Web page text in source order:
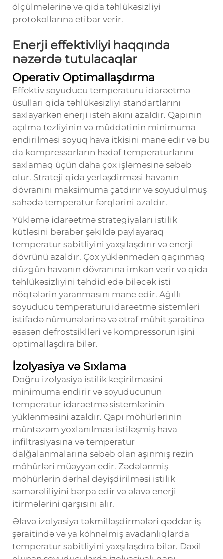
ölçülmələrinə və qida təhlükəsizliyi
protokollarına etibar verir.
Enerji effektivliyi haqqında
nəzərdə tutulacaqlar
Operativ Optimallaşdırma
Effektiv soyuducu temperaturu idarəetmə
üsulları qida təhlükəsizliyi standartlarını
saxlayarkən enerji istehlakını azaldır. Qapının
açılma tezliyinin və müddətinin minimuma
endirilməsi soyuq hava itkisini mane edir və bu
da kompressorların hədəf temperaturlarını
saxlamaq üçün daha çox işləməsinə səbəb
olur. Strateji qida yerləşdirməsi havanın
dövranını maksimuma çatdırır və soyudulmuş
sahədə temperatur fərqlərini azaldır.
Yükləmə idarəetmə strategiyaları istilik
kütləsini bərabər şəkildə paylayaraq
temperatur sabitliyini yaxşılaşdırır və enerji
dövrünü azaldır. Çox yüklənmədən qaçınmaq
düzgün havanın dövranına imkan verir və qida
təhlükəsizliyini təhdid edə biləcək isti
nöqtələrin yaranmasını mane edir. Ağıllı
soyuducu temperaturu idarəetmə sistemləri
istifadə nümunələrinə və ətraf mühit şəraitinə
əsasən defrostsiklləri və kompressorun işini
optimallaşdıra bilər.
İzolyasiya və Sıxlama
Doğru izolyasiya istilik keçirilməsini
minimuma endirir və soyuducunun
temperatur idarəetmə sistemlərinin
yüklənməsini azaldır. Qapı möhürlərinin
müntəzəm yoxlanılması istiləşmiş hava
infiltrasiyasına və temperatur
dalğalanmalarına səbəb olan aşınmış rezin
möhürləri müəyyən edir. Zədələnmiş
möhürlərin dərhal dəyişdirilməsi istilik
səmərəliliyini bərpa edir və əlavə enerji
itirmələrini qarşısını alır.
Əlavə izolyasiya təkmilləşdirmələri qəddar iş
şəraitində və ya köhnəlmiş avadanlıqlarda
temperatur sabitliyini yaxşılaşdıra bilər. Daxil